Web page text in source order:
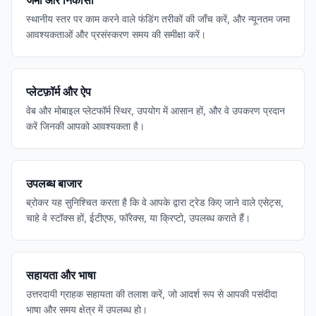
स्थानीय स्तर पर काम करने वाले फंडिंग तरीकों की जाँच करें, और न्यूनतम जमा
आवश्यकताओं और प्रसंस्करण समय की समीक्षा करें।
प्लेटफ़ॉर्म और ऐप
वेब और मोबाइल प्लेटफॉर्म स्थिर, उपयोग में आसान हों, और वे उपकरण प्रदान
करें जिनकी आपको आवश्यकता है।
उपलब्ध बाजार
ब्रोकर यह सुनिश्चित करता है कि वे आपके द्वारा ट्रेड किए जाने वाले एसेट्स,
चाहे वे स्टॉक्स हों, ईटीएफ, फॉरेक्स, या क्रिप्टो, उपलब्ध कराते हैं।
सहायता और भाषा
उत्तरदायी ग्राहक सहायता की तलाश करें, जो आदर्श रूप से आपकी पसंदीदा
भाषा और समय क्षेत्र में उपलब्ध हो।